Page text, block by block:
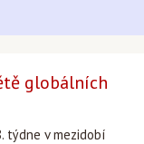
globálních
týdne v mezidobí